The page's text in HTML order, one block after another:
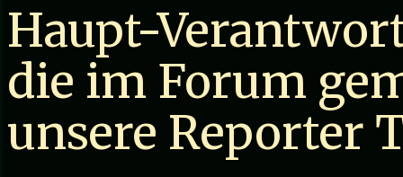
Haupt-
die im Forum
unsere Reporter